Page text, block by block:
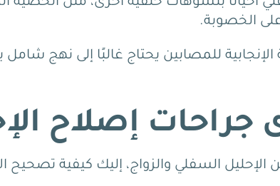
الخصوبة.
الإنجابية للمصابين يحتاج غالبًا إلى نهج
جراحات إصلاح
الإحليل السفلي والزواج، إليك كيفية تصحيح